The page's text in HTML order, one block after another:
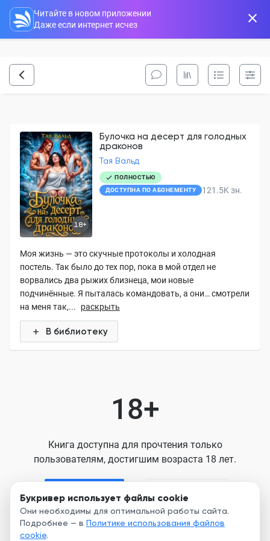
Букривер использует файлы cookie
Они необходимы для оптимальной работы сайта.
Подробнее — в Политике использования файлов
cookie.
Читайте в новом приложении
Даже если интернет исчез
18+
Булочка на десерт для голодных
драконов
Тая Вальд
ПОЛНОСТЬЮ
ДОСТУПНА ПО АБОНЕМЕНТУ
121.5K зн.
Моя жизнь — это скучные протоколы и холодная
постель. Так было до тех пор, пока в мой отдел не
ворвались два рыжих близнеца, мои новые
подчинённые. Я пыталась командовать, а они… смотрели
на меня так,...
раскрыть
В библиотеку
18+
Книга доступна для прочтения только
пользователям, достигшим возраста 18 лет.
Нажимая кнопку, я принимаю условия